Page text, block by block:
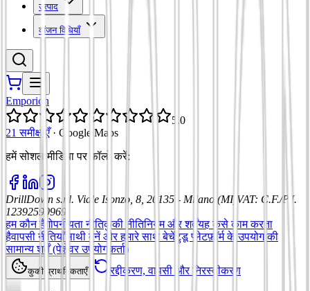
उत्पाद
व्यंजन विधियाँ
Emporion
5.0
21 समीक्षाएँ · Google Maps
हमें सोशल मीडिया पर फॉलो करें:
DrillDown s.r.l. Viale Isonzo, 8, 20135 - Milano (MI) VAT: C.F./P.I.
12392590969
हम कौन हैं गोपनीयता नीतिकुकी नीतिनियम और शर्तेंयह कैसे काम करता
हैवापसी नीतियाँसाथी बनें और हमारे साथ बेचें टुडू प्लेटफ़ॉर्म के उपयोग की
सामान्य शर्तें (पेशेवर उपयोगकर्ता)
कुकी प्राथमिकताएँ रद्दीकरण, वापसी और निरस्तीकरण